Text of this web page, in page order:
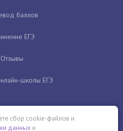
баллов
ЕГЭ
Отзывы
школы ЕГЭ
сбор cookie-файлов и
данных и